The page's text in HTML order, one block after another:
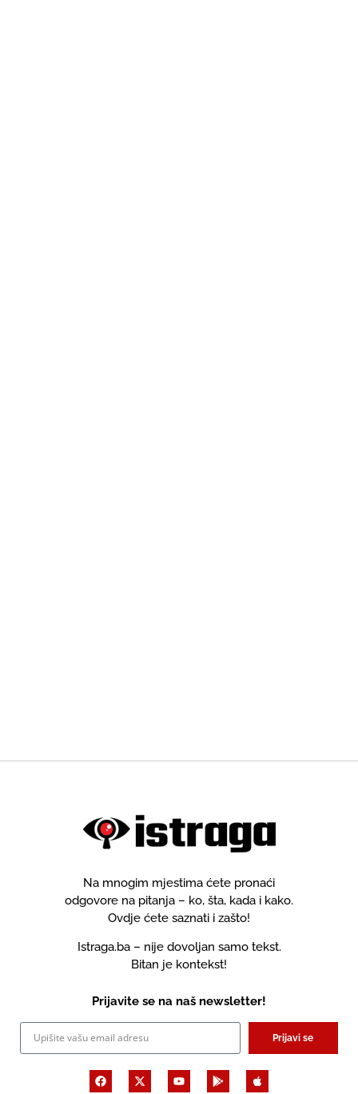
Na mnogim mjestima ćete pronaći
odgovore na pitanja – ko, šta, kada i kako.
Ovdje ćete saznati i zašto!
Istraga.ba – nije dovoljan samo tekst.
Bitan je kontekst!
Prijavite se na naš newsletter!
Prijavi se